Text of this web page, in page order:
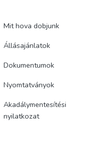
Mit hova dobjunk
Állásajánlatok
Dokumentumok
Nyomtatványok
Akadálymentesítési
nyilatkozat